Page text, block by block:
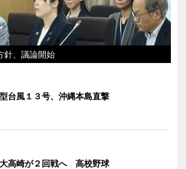
針、議論開始
台風１３号、沖縄本島直撃
高崎が２回戦へ 高校野球